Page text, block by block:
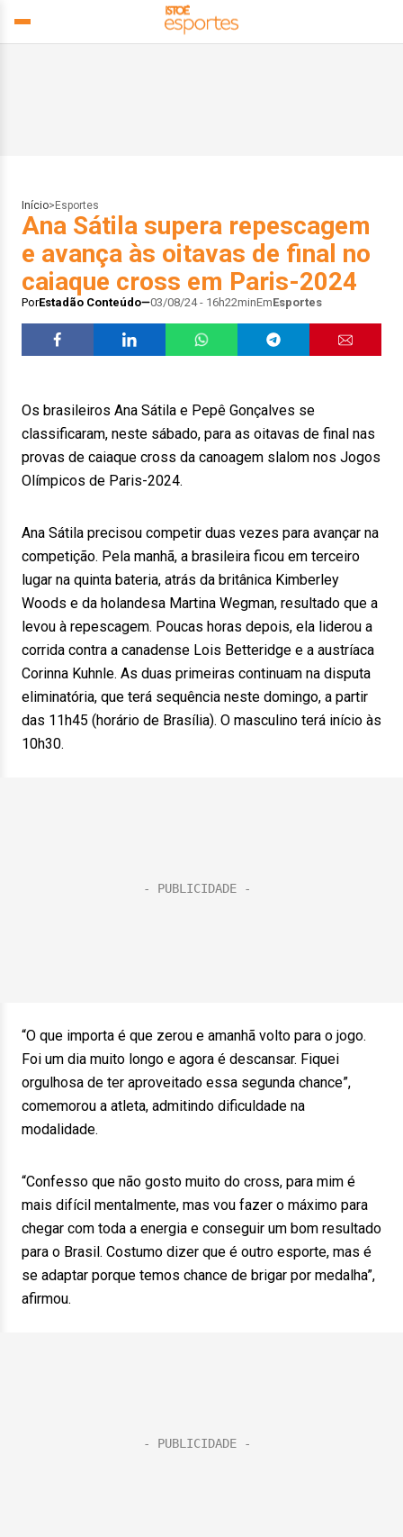
Início> Esportes
Ana Sátila supera repescagem
e avança às oitavas de final no
caiaque cross em Paris-2024
PorEstadão Conteúdo 03/08/24 - 16h22minEmEsportes
Os brasileiros Ana Sátila e Pepê Gonçalves se
classificaram, neste sábado, para as oitavas de final nas
provas de caiaque cross da canoagem slalom nos Jogos
Olímpicos de Paris-2024.
Ana Sátila precisou competir duas vezes para avançar na
competição. Pela manhã, a brasileira ficou em terceiro
lugar na quinta bateria, atrás da britânica Kimberley
Woods e da holandesa Martina Wegman, resultado que a
levou à repescagem. Poucas horas depois, ela liderou a
corrida contra a canadense Lois Betteridge e a austríaca
Corinna Kuhnle. As duas primeiras continuam na disputa
eliminatória, que terá sequência neste domingo, a partir
das 11h45 (horário de Brasília). O masculino terá início às
10h30.
“O que importa é que zerou e amanhã volto para o jogo.
Foi um dia muito longo e agora é descansar. Fiquei
orgulhosa de ter aproveitado essa segunda chance”,
comemorou a atleta, admitindo dificuldade na
modalidade.
“Confesso que não gosto muito do cross, para mim é
mais difícil mentalmente, mas vou fazer o máximo para
chegar com toda a energia e conseguir um bom resultado
para o Brasil. Costumo dizer que é outro esporte, mas é
se adaptar porque temos chance de brigar por medalha”,
afirmou.